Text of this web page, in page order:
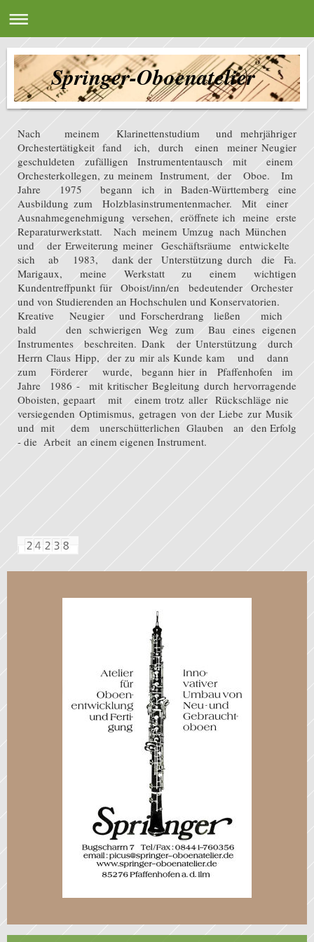
Springer-Oboenatelier
Nach meinem Klarinettenstudium und mehrjähriger
Orchestertätigkeit fand ich, durch einen meiner Neugier
geschuldeten zufälligen Instrumententausch mit einem
Orchesterkollegen, zu meinem Instrument, der Oboe. Im
Jahre 1975 begann ich in Baden-Württemberg eine
Ausbildung zum Holzblasinstrumentenmacher. Mit einer
Ausnahmegenehmigung versehen, eröffnete ich meine erste
Reparaturwerkstatt. Nach meinem Umzug nach München
und der Erweiterung meiner Geschäftsräume entwickelte
sich ab 1983, dank der Unterstützung durch die Fa.
Marigaux, meine Werkstatt zu einem wichtigen
Kundentreffpunkt für Oboist/inn/en bedeutender Orchester
und von Studierenden an Hochschulen und Konservatorien.
Kreative Neugier und Forscherdrang ließen mich
bald den schwierigen Weg zum Bau eines eigenen
Instrumentes beschreiten. Dank der Unterstützung durch
Herrn Claus Hipp, der zu mir als Kunde kam und dann
zum Förderer wurde, begann hier in Pfaffenhofen im
Jahre 1986 - mit kritischer Begleitung durch hervorragende
Oboisten, gepaart mit einem trotz aller Rückschläge nie
versiegenden Optimismus, getragen von der Liebe zur Musik
und mit dem unerschütterlichen Glauben an den Erfolg
- die Arbeit an einem eigenen Instrument.